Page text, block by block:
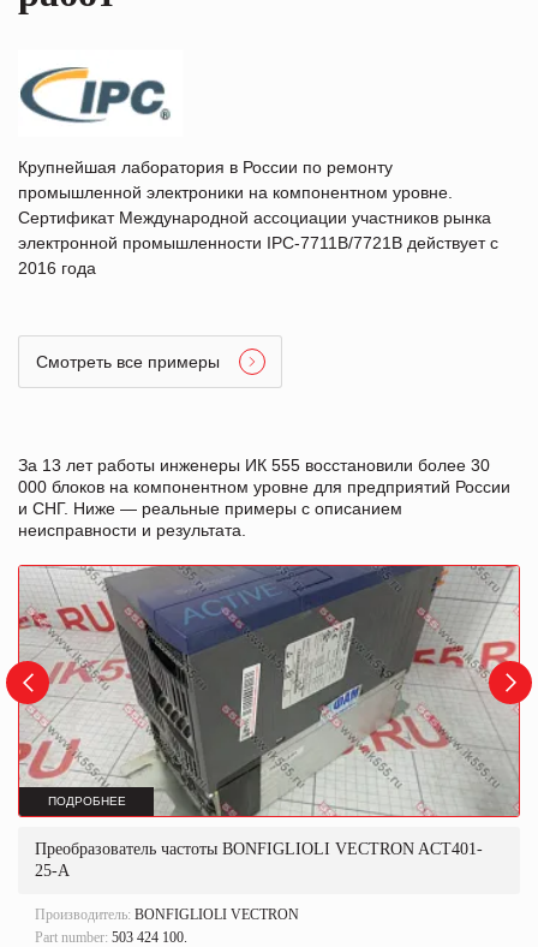
Крупнейшая лаборатория в России по ремонту
промышленной электроники на компонентном уровне.
Сертификат Международной ассоциации участников рынка
электронной промышленности IPC-7711B/7721B действует с
2016 года
Смотреть все примеры
За 13 лет работы инженеры ИК 555 восстановили более 30
000 блоков на компонентном уровне для предприятий России
и СНГ. Ниже — реальные примеры с описанием
неисправности и результата.
ПОДРОБНЕЕ
Преобразователь частоты BONFIGLIOLI VECTRON ACT401-
25-A
Производитель: BONFIGLIOLI VECTRON
Part number: 503 424 100.